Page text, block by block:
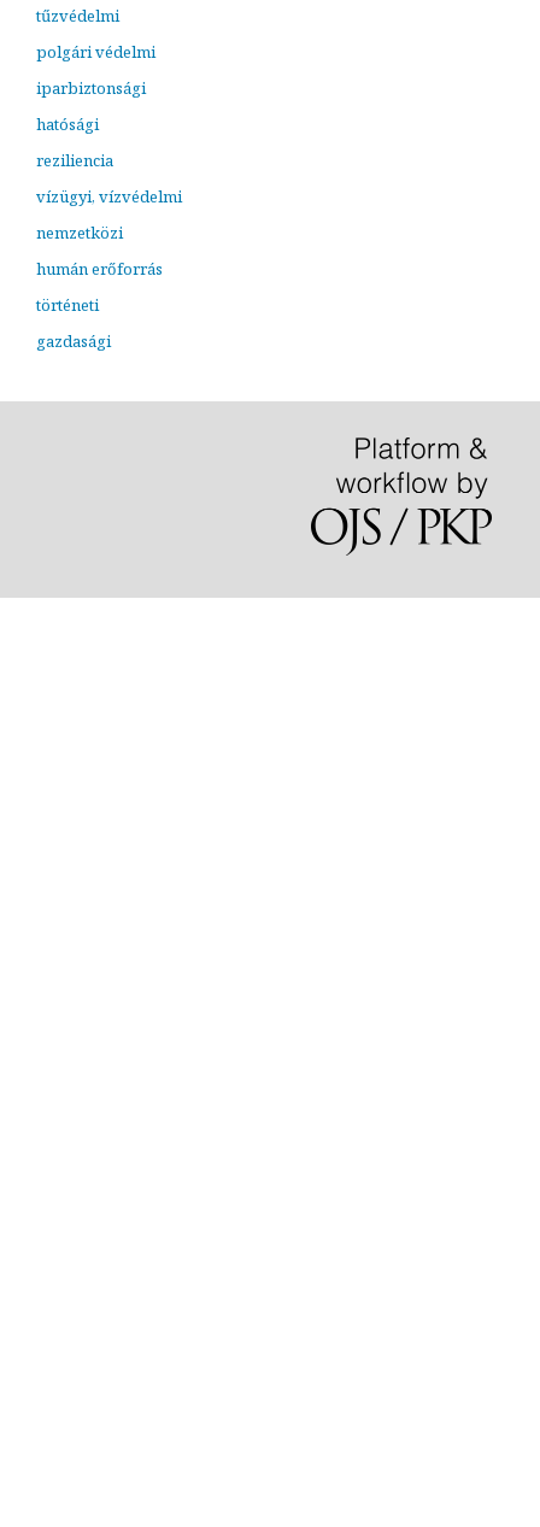
tűzvédelmi
polgári védelmi
iparbiztonsági
hatósági
reziliencia
vízügyi, vízvédelmi
nemzetközi
humán erőforrás
történeti
gazdasági